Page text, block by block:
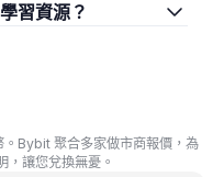
習資源？
Bybit 聚合多家做市商報價，為
，讓您兌換無憂。